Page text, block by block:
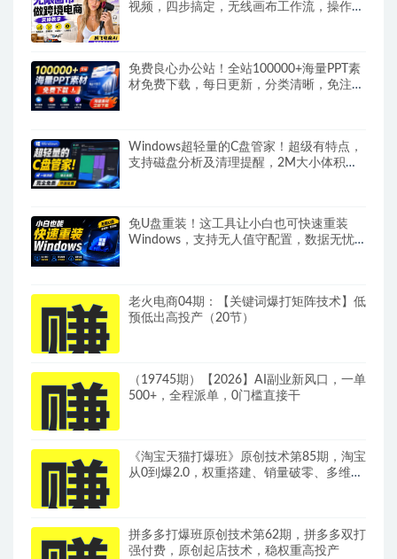
视频，四步搞定，无线画布工作流，操作简
免费良心办公站！全站100000+海量PPT素
材免费下载，每日更新，分类清晰，免注册
Windows超轻量的C盘管家！超级有特点，
支持磁盘分析及清理提醒，2M大小体积，
免U盘重装！这工具让小白也可快速重装
Windows，支持无人值守配置，数据无忧
老火电商04期：【关键词爆打矩阵技术】低
预低出高投产（20节）
（19745期）【2026】AI副业新风口，一单
500+，全程派单，0门槛直接干
《淘宝天猫打爆班》原创技术第85期，淘宝
从0到爆2.0，权重搭建、销量破零、多维组
拼多多打爆班原创技术第62期，拼多多双打
强付费，原创起店技术，稳权重高投产